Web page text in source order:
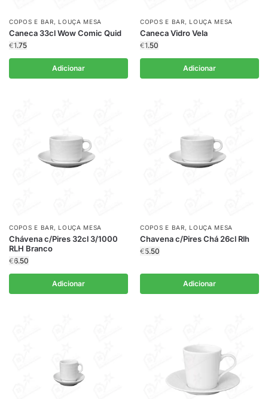
COPOS E BAR,LOUÇA MESA
Caneca 33cl Wow Comic Quid
€1.75
Adicionar
COPOS E BAR,LOUÇA MESA
Caneca Vidro Vela
€1.50
Adicionar
COPOS E BAR,LOUÇA MESA
Chávena c/Pires 32cl 3/1000
RLH Branco
€6.50
Adicionar
COPOS E BAR,LOUÇA MESA
Chavena c/Pires Chá 26cl Rlh
€5.50
Adicionar